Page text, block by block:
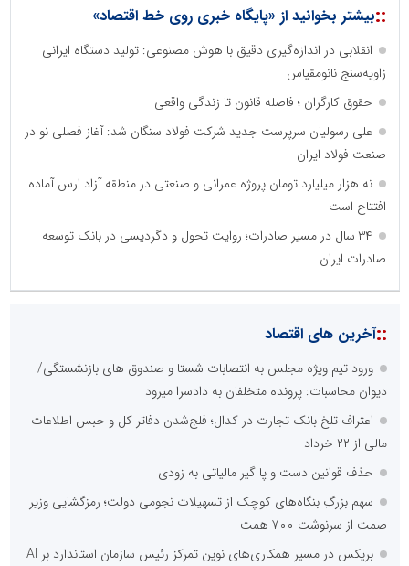
::بیشتر بخوانید از «پایگاه خبری روی خط اقتصاد»
انقلابی در اندازه‌گیری دقیق با هوش مصنوعی: تولید دستگاه ایرانی
زاویه‌سنج نانومقیاس
حقوق کارگران ؛ فاصله قانون تا زندگی واقعی
علی رسولیان سرپرست جدید شرکت فولاد سنگان شد: آغاز فصلی نو در
صنعت فولاد ایران
نه هزار میلیارد تومان پروژه عمرانی و صنعتی در منطقه آزاد ارس آماده
افتتاح است
۳۴ سال در مسیر صادرات؛ روایت تحول و دگردیسی در بانک توسعه
صادرات ایران
::آخرین های اقتصاد
ورود تیم ویژه مجلس به انتصابات شستا و صندوق های بازنشستگی/
دیوان محاسبات: پرونده متخلفان به دادسرا میرود
اعتراف تلخ بانک تجارت در کدال؛ فلج‌شدن دفاتر کل و حبس اطلاعات
مالی از ۲۲ خرداد
حذف قوانین دست و پا گیر مالیاتی به زودی
سهم بزرگِ بنگاه‌های کوچک از تسهیلات نجومی دولت؛ رمزگشایی وزیر
صمت از سرنوشت ۷۰۰ همت
بریکس در مسیر همکاری‌های نوین تمرکز رئیس سازمان استاندارد بر AI